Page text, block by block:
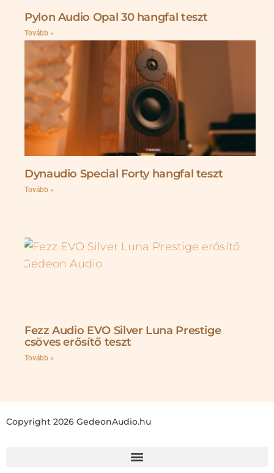
Pylon Audio Opal 30 hangfal teszt
Tovább »
Dynaudio Special Forty hangfal teszt
Tovább »
Fezz Audio EVO Silver Luna Prestige
csöves erősítő teszt
Tovább »
Copyright 2026 GedeonAudio.hu